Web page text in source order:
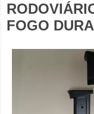
FOGO